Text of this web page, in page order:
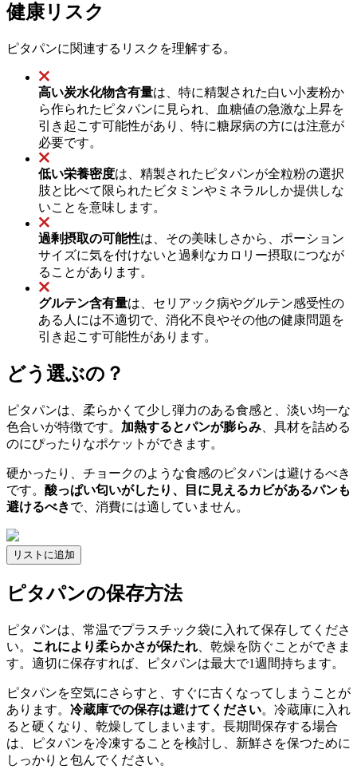
健康リスク
ピタパンに関連するリスクを理解する。
高い炭水化物含有量は、特に精製された白い小麦粉か
ら作られたピタパンに見られ、血糖値の急激な上昇を
引き起こす可能性があり、特に糖尿病の方には注意が
必要です。
低い栄養密度は、精製されたピタパンが全粒粉の選択
肢と比べて限られたビタミンやミネラルしか提供しな
いことを意味します。
過剰摂取の可能性は、その美味しさから、ポーション
サイズに気を付けないと過剰なカロリー摂取につなが
ることがあります。
グルテン含有量は、セリアック病やグルテン感受性の
ある人には不適切で、消化不良やその他の健康問題を
引き起こす可能性があります。
どう選ぶの？
ピタパンは、柔らかくて少し弾力のある食感と、淡い均一な
色合いが特徴です。 加熱するとパンが膨らみ 、具材を詰める
のにぴったりなポケットができます。
硬かったり、チョークのような食感のピタパンは避けるべき
です。 酸っぱい匂いがしたり、目に見えるカビがあるパンも
避けるべきで、消費には適していません。
リストに追加
ピタパンの保存方法
ピタパンは、常温でプラスチック袋に入れて保存してくださ
い。 これにより柔らかさが保たれ 、乾燥を防ぐことができま
す。適切に保存すれば、ピタパンは最大で1週間持ちます。
ピタパンを空気にさらすと、すぐに古くなってしまうことが
あります。 冷蔵庫での保存は避けてください。冷蔵庫に入れ
ると硬くなり、乾燥してしまいます。長期間保存する場合
は、ピタパンを冷凍することを検討し、新鮮さを保つために
しっかりと包んでください。